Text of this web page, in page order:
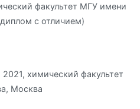
факультет МГУ имени
с отличием)
химический факультет
Москва